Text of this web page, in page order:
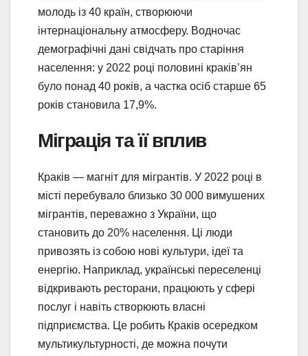
молодь із 40 країн, створюючи
інтернаціональну атмосферу. Водночас
демографічні дані свідчать про старіння
населення: у 2022 році половині краків’ян
було понад 40 років, а частка осіб старше 65
років становила 17,9%.
Міграція та її вплив
Краків — магніт для мігрантів. У 2022 році в
місті перебувало близько 30 000 вимушених
мігрантів, переважно з України, що
становить до 20% населення. Ці люди
привозять із собою нові культури, ідеї та
енергію. Наприклад, українські переселенці
відкривають ресторани, працюють у сфері
послуг і навіть створюють власні
підприємства. Це робить Краків осередком
мультикультурності, де можна почути